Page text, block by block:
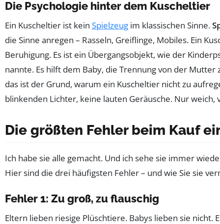
Die Psychologie hinter dem Kuscheltier
Ein Kuscheltier ist kein Spielzeug im klassischen Sinne.
die Sinne anregen – Rasseln, Greiflinge, Mobiles. Ein
Beruhigung. Es ist ein Übergangsobjekt, wie der
nannte. Es hilft dem Baby, die Trennung von der Mutter
das ist der Grund, warum ein Kuscheltier nicht zu
blinkenden Lichter, keine lauten Geräusche. Nur weich,
Die größten Fehler beim Kauf
Ich habe sie alle gemacht. Und ich sehe sie immer
Hier sind die drei häufigsten Fehler – und wie Sie sie
Fehler 1: Zu groß, zu flauschig
Eltern lieben riesige Plüschtiere. Babys lieben sie nicht.